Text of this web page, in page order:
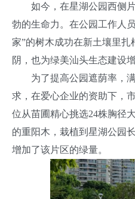
如今，在星湖公园西侧片
勃的生命力。在公园工作人
家”的树木成功在新土壤里
阴，也为绿美汕头生态建设增
为了提高公园遮荫率，满
求，在爱心企业的资助下，
位从苗圃精心挑选24株胸径
的重阳木，栽植到星湖公园
增加了该片区的绿量。